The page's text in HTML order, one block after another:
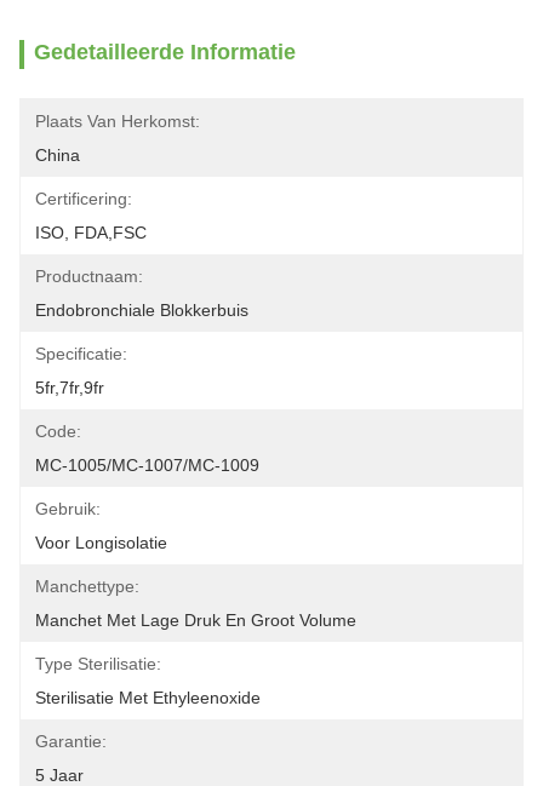
Gedetailleerde Informatie
Plaats Van Herkomst:
China
Certificering:
ISO, FDA,FSC
Productnaam:
Endobronchiale Blokkerbuis
Specificatie:
5fr,7fr,9fr
Code:
MC-1005/MC-1007/MC-1009
Gebruik:
Voor Longisolatie
Manchettype:
Manchet Met Lage Druk En Groot Volume
Type Sterilisatie:
Sterilisatie Met Ethyleenoxide
Garantie:
5 Jaar